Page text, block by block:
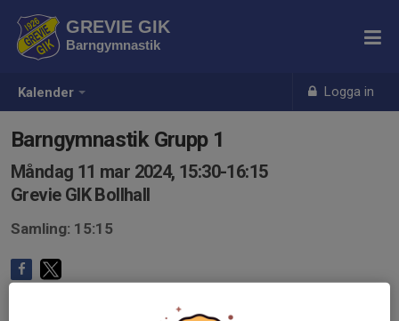
Kalender Logga in
GREVIE GIK
Barngymnastik
Barngymnastik Grupp 1
Måndag 11 mar 2024, 15:30-16:15
Grevie GIK Bollhall
Samling: 15:15